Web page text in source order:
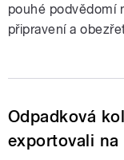
pouhé podvědomí
připravení a
Odpadková
exportovali